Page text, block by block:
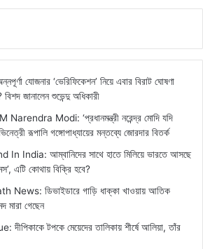
যোজনার ‘ভেরিফিকেশন’ নিয়ে এবার বিরাট ঘোষণা
বিশদ জানালেন শুভেন্দু অধিকারী
Modi: ‘প্রধানমন্ত্রী নরেন্দ্র মোদি যদি
রূপালি গঙ্গোপাধ্যায়ের মন্তব্যে জোরদার বিতর্ক
India: আম্বানিদের সাথে হাতে মিলিয়ে ভারতে আসছে
এটি কোথায় বিক্রি হবে?
ডিভাইডারে গাড়ি ধাক্কা খাওয়ায় আতিক
মারা গেছেন
টপকে মেয়েদের তালিকায় শীর্ষে আলিয়া, তাঁর